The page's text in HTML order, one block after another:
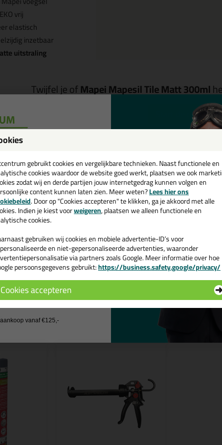
vrij
elastisch
inzetbaar
uitstraling
Twijfel je ofMapei Mapesil Tile Matt 300ml
Start de check
Specificaties
Mapesil Tile Matt 300ml
je Mapei Mapesil Tile Matt 300ml in een specifieke kleur?
Jasmijn is te gebruiken voor verschillende toepassingen. Een
is. Bestel de Mapei Mapesil Tile Matt 300ml in de kleur 130 -
= morgen in huis.
je meer weten over de toepassing en kenmerken van dit product?Lees
gebruikt cookies en vergelijkbare technieken. Naast functionele en
cookies waardoor de website goed werkt, plaatsen we ook
zodat wij en derde partijen jouw internetgedrag kunnen volgen en
content kunnen laten zien. Meer weten?Lees hier ons
. Door op "Cookies accepteren" te klikken, ga je akkoord met alle
Indien je kiest voorweigeren, plaatsen we alleen functionele en
cookies.
gebruiken wij cookies en mobiele advertentie-ID’s voor
en niet-gepersonaliseerde advertenties, waaronder
via partners zoals Google. Meer informatie over hoe
persoonsgegevens gebruikt:https://business.safety.google/privacy/
Cookies accepteren
💚
en ontvang een
€35,-bij je eerste bestelling!
de actiecode ›
geen cadeau
vanaf €125,-